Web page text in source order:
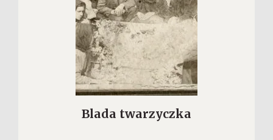
Blada twarzyczka